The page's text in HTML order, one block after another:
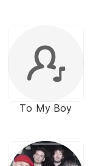
To My Boy